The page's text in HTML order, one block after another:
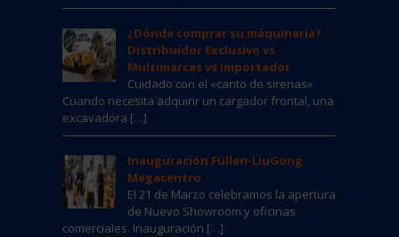
¿Dónde comprar su máquinaria?
Distribuidor Exclusivo vs
Multimarcas vs Importador
Cuidado con el «canto de sirenas»
Cuando necesita adquirir un cargador frontal, una
excavadora […]
Inauguración Fullen-LiuGong
Megacentro
El 21 de Marzo celebramos la apertura
de Nuevo Showroom y oficinas
comerciales. Inauguración […]